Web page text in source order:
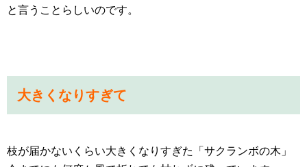
と言うことらしいのです。
大きくなりすぎて
枝が届かないくらい大きくなりすぎた「サクランボの木」